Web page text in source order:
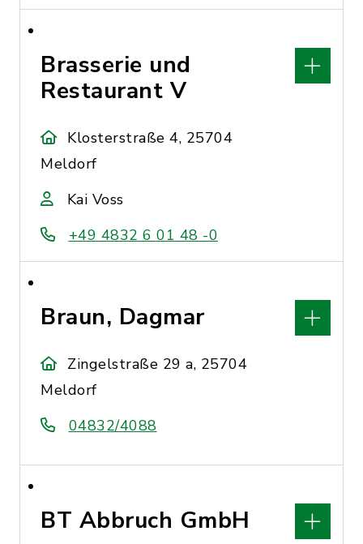
Brasserie und
Restaurant V
Klosterstraße 4, 25704
Meldorf
Kai Voss
+49 4832 6 01 48 -0
Braun, Dagmar
Zingelstraße 29 a, 25704
Meldorf
04832/4088
BT Abbruch GmbH